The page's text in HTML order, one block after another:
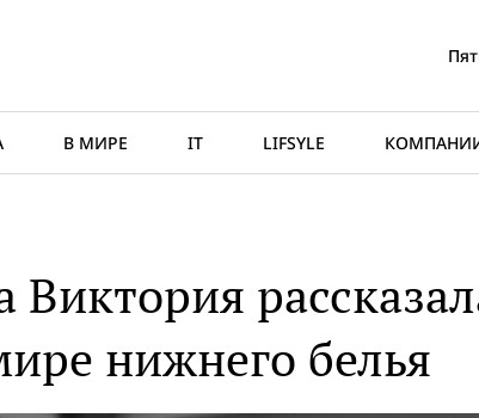
В МИРЕ IT LIFSYLE
Виктория
нижнего белья